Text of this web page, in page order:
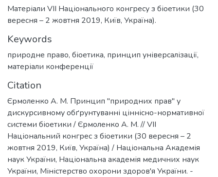
Матеріали VII Національного конгресу з біоетики (30
вересня – 2 жовтня 2019, Київ, Україна).
Keywords
природне право, біоетика, принцип універсалізації,
матеріали конференції
Citation
Єрмоленко А. М. Принцип "природних прав" у
дискурсивному обґрунтуванні ціннісно-нормативної
системи біоетики / Єрмоленко А. М. // VII
Національний конгрес з біоетики (30 вересня – 2
жовтня 2019, Київ, Україна) / Національна Академія
наук України, Національна академія медичних наук
України, Міністерство охорони здоров'я України. -